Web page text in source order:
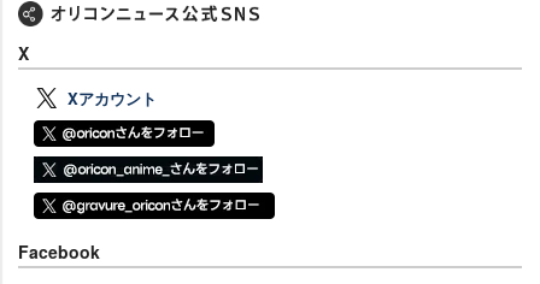
X
Xアカウント
Facebook